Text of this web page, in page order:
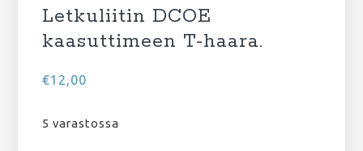
Letkuliitin DCOE
kaasuttimeen T-haara.
€12,00
5 varastossa